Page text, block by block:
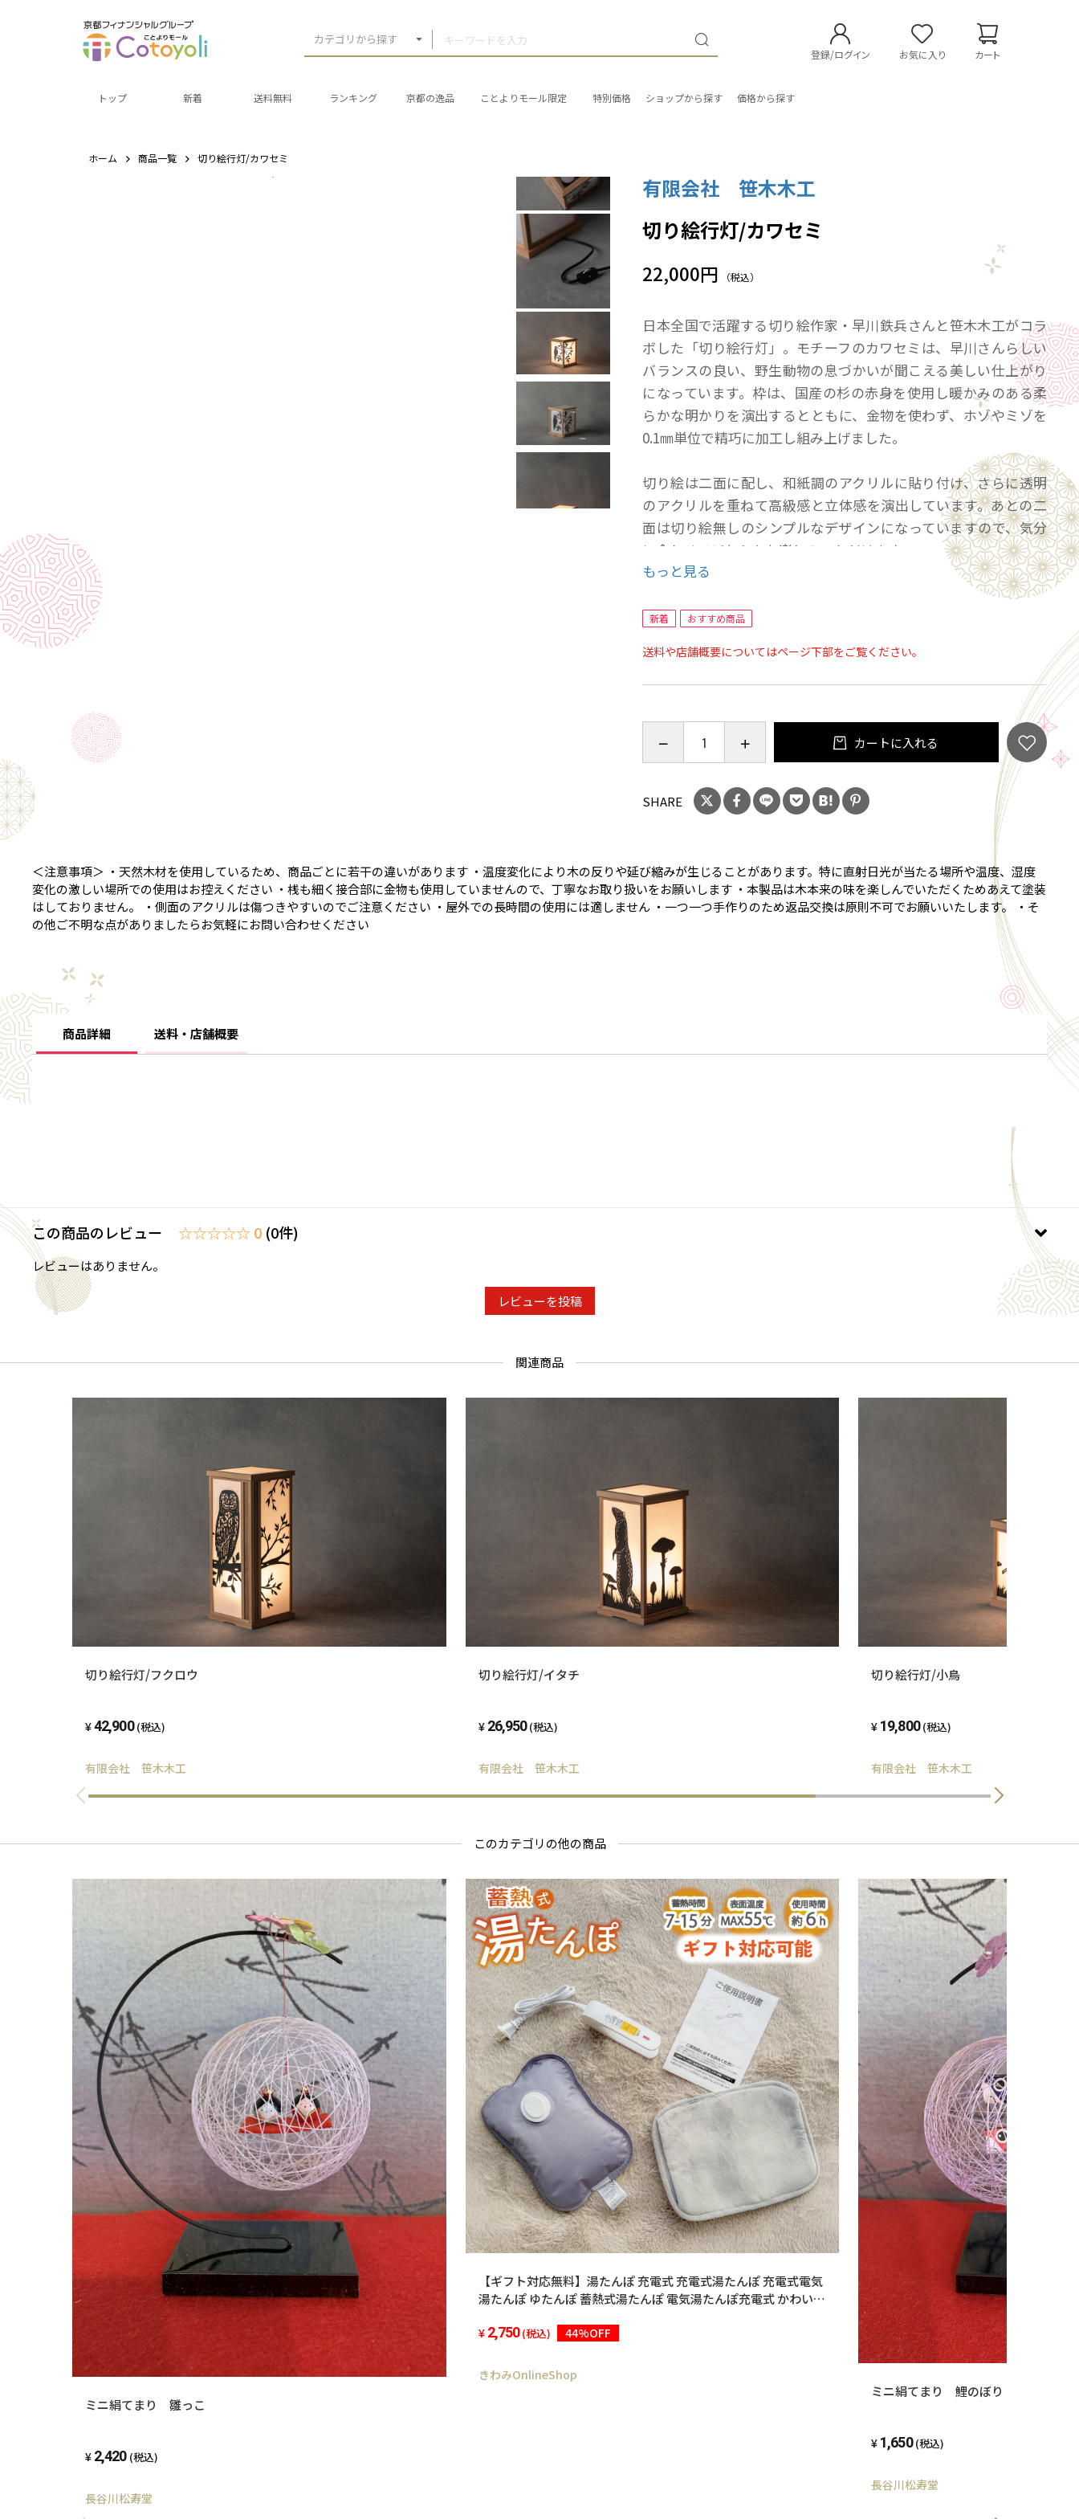
カテゴリから探す
登録/ログイン お気に入り カート
トップ 新着 送料無料 ランキング 京都の逸品 ことよりモール限定 特別価格 ショップから探す 価格から探す
ホーム 商品一覧 切り絵行灯/カワセミ
有限会社 笹木木工
切り絵行灯/カワセミ
22,000円 （税込）
日本全国で活躍する切り絵作家・早川鉄兵さんと笹木木工がコラ
ボした「切り絵行灯」。モチーフのカワセミは、早川さんらしい
バランスの良い、野生動物の息づかいが聞こえる美しい仕上がり
になっています。枠は、国産の杉の赤身を使用し暖かみのある柔
らかな明かりを演出するとともに、金物を使わず、ホゾやミゾを
0.1㎜単位で精巧に加工し組み上げました。
切り絵は二面に配し、和紙調のアクリルに貼り付け、さらに透明
のアクリルを重ねて高級感と立体感を演出しています。あとの二
面は切り絵無しのシンプルなデザインになっていますので、気分
に合わせてどちらもお楽しみいただけます。
高さ250mm×幅180mm×奥行き180mm
◎材質
電球：40wLED電球／E26型広配光タイプ／密閉容器対応／定格寿
コード：黒 中間スイッチ付き、1.5ｍ
もっと見る
新着 おすすめ商品
送料や店舗概要についてはページ下部をご覧ください。
カートに入れる
SHARE
＜注意事項＞ ・天然木材を使用しているため、商品ごとに若干の違いがあります ・温度変化により木の反りや延び縮みが生じることがあります。特に直射日光が当たる場所や温度、湿度
変化の激しい場所での使用はお控えください ・桟も細く接合部に金物も使用していませんので、丁寧なお取り扱いをお願いします ・本製品は木本来の味を楽しんでいただくためあえて塗装
はしておりません。 ・側面のアクリルは傷つきやすいのでご注意ください ・屋外での長時間の使用には適しません ・一つ一つ手作りのため返品交換は原則不可でお願いいたします。 ・そ
の他ご不明な点がありましたらお気軽にお問い合わせください
商品詳細 送料・店舗概要
この商品のレビュー ☆☆☆☆☆ 0 (0件)
レビューはありません。
レビューを投稿
関連商品
切り絵行灯/フクロウ
42,900 (税込)
有限会社 笹木木工
切り絵行灯/イタチ
26,950(税込)
有限会社 笹木木工
切り絵行灯/小鳥
19,800 (税込)
有限会社 笹木木工
このカテゴリの他の商品
ミニ絹てまり 雛っこ
2,420 (税込)
長谷川松寿堂
【ギフト対応無料】湯たんぽ 充電式 充電式湯たんぽ 充電式電気
湯たんぽ ゆたんぽ 蓄熱式湯たんぽ 電気湯たんぽ充電式 かわいい
蓄熱式 エコ湯たんぽ クリスマス プレゼント
2,750 (税込) 44%OFF
きわみOnlineShop
ミニ絹てまり 鯉のぼり
1,650 (税込)
長谷川松寿堂